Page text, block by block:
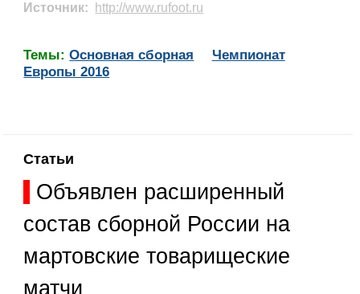
Источник: http://www.rufoot.ru
Темы:Основная сборная
Чемпионат
Европы 2016
Статьи
Объявлен расширенный
состав сборной России на
мартовские товарищеские
матчи